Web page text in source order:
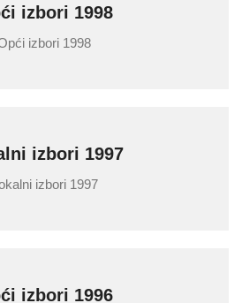
izbori 1998
izbori 1998
izbori 1997
izbori 1997
izbori 1996